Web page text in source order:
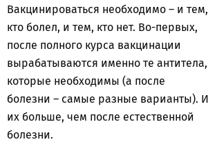
Вакцинироваться необходимо – и тем,
кто болел, и тем, кто нет. Во-первых,
после полного курса вакцинации
вырабатываются именно те антитела,
которые необходимы (а после
болезни – самые разные варианты). И
их больше, чем после естественной
болезни.